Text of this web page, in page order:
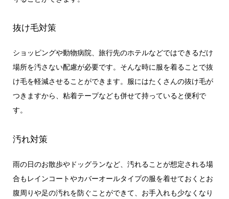
抜け毛対策
ショッピングや動物病院、旅行先のホテルなどではできるだけ
場所を汚さない配慮が必要です。そんな時に服を着ることで抜
け毛を軽減させることができます。服にはたくさんの抜け毛が
つきますから、粘着テープなども併せて持っていると便利で
す。
汚れ対策
雨の日のお散歩やドッグランなど、汚れることが想定される場
合もレインコートやカバーオールタイプの服を着せておくとお
腹周りや足の汚れを防ぐことができて、お手入れも少なくなり